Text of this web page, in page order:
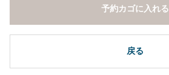
戻る
予約カゴに入れる